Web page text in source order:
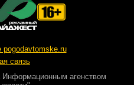
pogodavtomske.ru
связь
Информационным агенством